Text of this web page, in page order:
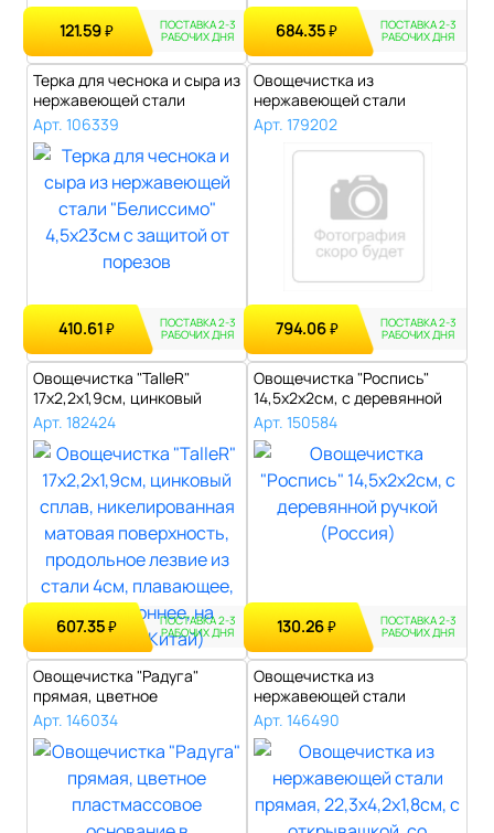
121.59₽ ПОСТАВКА 2-3
РАБОЧИХ ДНЯ 684.35₽ ПОСТАВКА 2-3
РАБОЧИХ ДНЯ
Терка для чеснока и сыра из
нержавеющей стали
"Белиссим..
Арт. 106339
410.61₽ ПОСТАВКА 2-3
РАБОЧИХ ДНЯ
Овощечистка из
нержавеющей стали
"TalleR" 16,5х6,2см, ц..
Арт. 179202
794.06₽ ПОСТАВКА 2-3
РАБОЧИХ ДНЯ
Овощечистка "TalleR"
17х2,2х1,9см, цинковый
сплав, нике..
Арт. 182424
607.35₽ ПОСТАВКА 2-3
РАБОЧИХ ДНЯ
Овощечистка "Роспись"
14,5х2х2см, с деревянной
ручкой (..
Арт. 150584
130.26₽ ПОСТАВКА 2-3
РАБОЧИХ ДНЯ
Овощечистка "Радуга"
прямая, цветное
пластмассовое осно..
Арт. 146034
Овощечистка из
нержавеющей стали
прямая, 22,3х4,2х1,8см..
Арт. 146490